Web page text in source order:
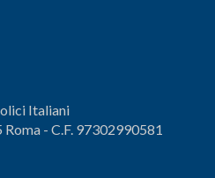
Italiani
- C.F. 97302990581